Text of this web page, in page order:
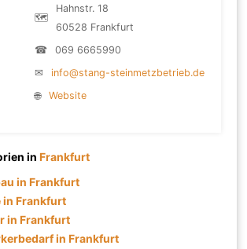
🗺
Hahnstr. 18
60528 Frankfurt
☎
069 6665990
✉
info@stang-steinmetzbetrieb.de
🌐
Website
inFrankfurt
in Frankfurt
in Frankfurt
in Frankfurt
in Frankfurt